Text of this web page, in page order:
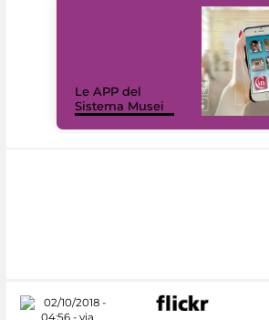
Le APP del
Sistema Musei